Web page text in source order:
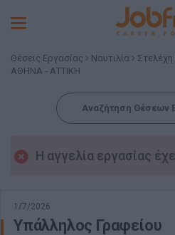
Toggle
Θέσεις Εργασίας Ναυτιλία
ΑΘΗΝΑ - ΑΤΤΙΚΗ
Αναζήτηση Θέσεων
Η αγγελία εργασίας
1/7/2026
Υπάλληλος Γραφείου